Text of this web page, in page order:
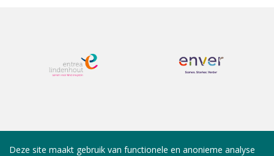
Deze site maakt gebruik van functionele en anonieme analyse